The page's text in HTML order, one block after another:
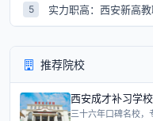
5 实力职高：西安新高
推荐院校
西安成才补习学校
三十六年口碑名校，